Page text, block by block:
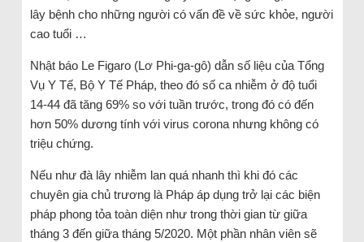
lây bệnh cho những người có vấn đề về sức khỏe, người
cao tuổi …
Nhật báo Le Figaro (Lơ Phi-ga-gô) dẫn số liệu của Tổng
Vụ Y Tế, Bộ Y Tế Pháp, theo đó số ca nhiễm ở độ tuổi
14-44 đã tăng 69% so với tuần trước, trong đó có đến
hơn 50% dương tính với virus corona nhưng không có
triệu chứng.
Nếu như đà lây nhiễm lan quá nhanh thì khi đó các
chuyên gia chủ trương là Pháp áp dụng trở lại các biện
pháp phong tỏa toàn diện như trong thời gian từ giữa
tháng 3 đến giữa tháng 5/2020. Một phần nhân viên sẽ